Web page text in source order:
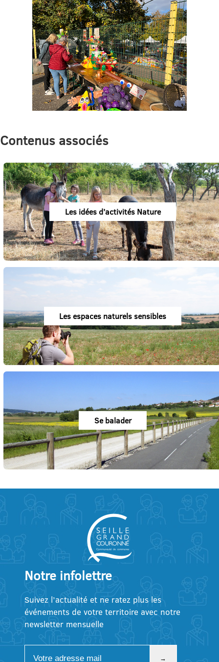
Contenus associés
Les idées d’activités Nature
Les espaces naturels sensibles
Se balader
Notre infolettre
Suivez l’actualité et ne ratez plus les
événements de votre territoire avec notre
newsletter mensuelle